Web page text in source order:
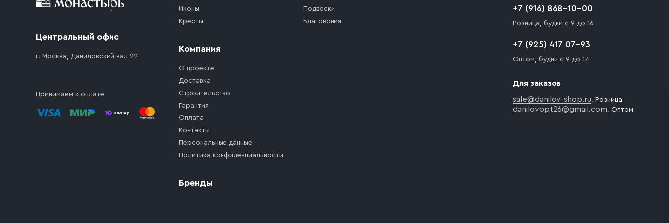
Центральный офис
г. Москва, Даниловский вал 22
Принимаем к оплате
Иконы
Кресты
Подвески
Благовония
Компания
О проекте
Доставка
Строительство
Гарантия
Оплата
Контакты
Персональные данные
Политика конфиденциальности
Бренды
+7 (916) 868-10-00
Розница, будни с 9 до 16
+7 (925) 417 07-93
Оптом, будни с 9 до 17
Для заказов
sale@danilov-shop.ru, Розница
danilovopt26@gmail.com, Оптом